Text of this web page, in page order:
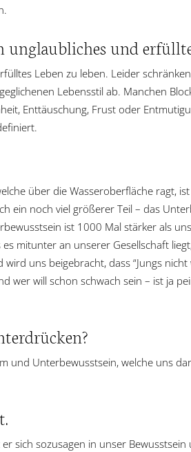
und
Leben zu leben. Leider
Lebensstil ab. Manchen
Enttäuschung, Frust oder
über die Wasseroberfläche ragt,
ein noch viel größerer Teil – das
ist 1000 Mal stärker als
mitunter an unserer Gesellschaft
uns beigebracht, dass “Jungs nicht
wer will schon schwach sein – ist ja
und Unterbewusstsein, welche uns
sich sozusagen in unser